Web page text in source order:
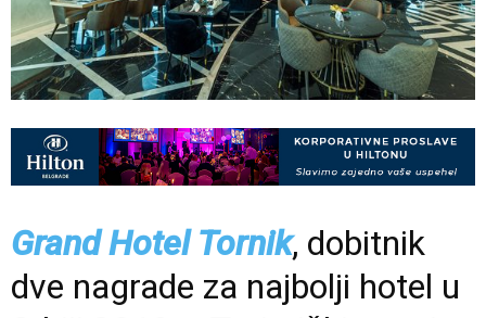
Grand Hotel Tornik, dobitnik
dve nagrade za najbolji hotel u